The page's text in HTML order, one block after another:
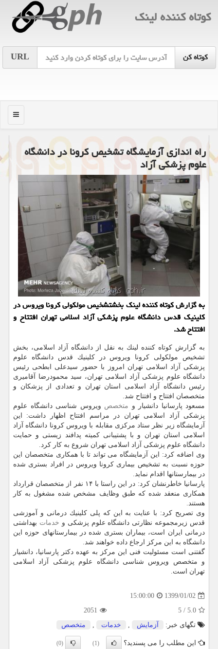
كوتاه كننده لینك
URL
منو
راه اندازی آزمایشگاه تشخیص كرونا در دانشگاه
علوم پزشكی آزاد
به گزارش كوتاه كننده لینك بخشتشخیص مولكولی كرونا ویروس در
كلینیك قدس دانشگاه علوم پزشكی آزاد اسلامی تهران افتتاح و
افتتاح شد.
به گزارش كوتاه كننده لینك به نقل از دانشگاه آزاد اسلامی، بخش
تشخیص مولكولی كرونا ویروس در كلینیك قدس دانشگاه علوم
پزشكی آزاد اسلامی تهران امروز با حضور سیدعلی ابطحی رئیس
دانشگاه علوم پزشكی آزاد اسلامی تهران، سید محمودرضا آقامیری
رئیس دانشگاه آزاد اسلامی استان تهران و تعدادی از پزشكان و
متخصصان افتتاح و افتتاح شد.
مسعود پارسانیا دانشیار و متخصص ویروس شناسی دانشگاه علوم
پزشكی آزاد اسلامی تهران در مراسم افتتاح اظهار داشت: این
آزمایشگاه زیر نظر ستاد مركزی مقابله با ویروس كرونا دانشگاه آزاد
اسلامی استان تهران و با پشتیبانی كمیته پدافند زیستی و حمایت
دانشگاه علوم پزشكی آزاد اسلامی تهران شروع به كار كرد.
وی اضافه كرد: این آزمایشگاه می تواند تا با همكاری متخصصان این
حوزه نسبت به تشخیص بیماری كرونا ویروس در افراد بستری شده
در بیمارستانها اقدام نماید.
پارسانیا خاطرنشان كرد: در این راستا با ۱۴ نفر از متخصصان قرارداد
همكاری منعقد شده كه طبق وظایف مشخص شده مشغول به كار
هستند.
وی تصریح كرد: با عنایت به این كه پلی كلینیك درمانی و آموزشی
قدس زیرمجموعه نظارتی دانشگاه علوم پزشكی و خدمات بهداشتی
درمانی ایران است، بیماران بستری شده در بیمارستانهای حوزه این
دانشگاه به این مركز ارجاع داده خواهند شد.
گفتنی است مسئولیت فنی این مركز به عهده دكتر پارسانیا، دانشیار
و متخصص ویروس شناسی دانشگاه علوم پزشكی آزاد اسلامی
تهران است.
1399/01/02
15:00:00
5.0
/
5
2051
تگهای خبر:
آزمایش , خدمات , متخصص
این مطلب را می پسندید؟ (1)
(0)